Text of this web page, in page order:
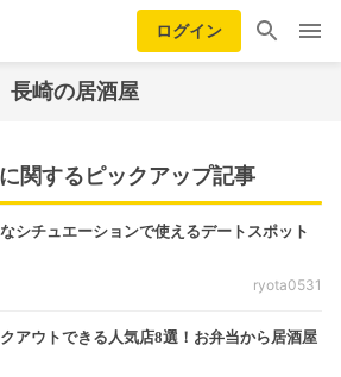
ログイン
長崎の居酒屋
関するピックアップ記事
シチュエーションで使えるデートスポット
ryota0531
アウトできる人気店8選！お弁当から居酒屋